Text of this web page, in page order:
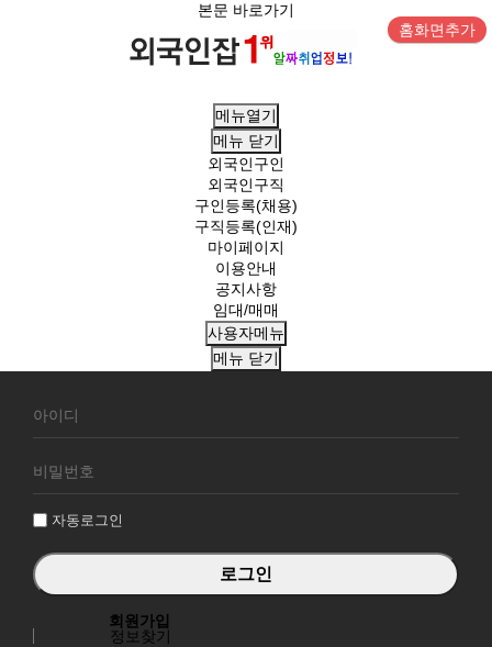
본문 바로가기
홈화면추가
메뉴열기
메뉴 닫기
외국인구인
외국인구직
구인등록(채용)
구직등록(인재)
마이페이지
이용안내
공지사항
임대/매매
사용자메뉴
메뉴 닫기
원
그
자동로그인
회원가입
정보찾기